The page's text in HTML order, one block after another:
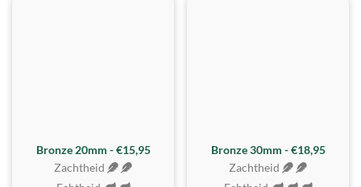
Bronze 20mm - €15,95
Zachtheid
BESTE KOOP
Bronze 30mm - €18,95
Zachtheid